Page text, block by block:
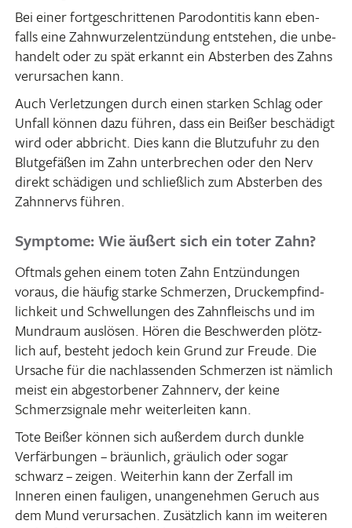
Bei einer fort­ge­schrit­tenen Parodon­titis kann eben­
falls eine Zahn­wur­zel­ent­zün­dung entstehen, die unbe­
han­delt oder zu spät erkannt ein Absterben des Zahns
verur­sa­chen kann.
Auch Verlet­zungen durch einen starken Schlag oder
Unfall können dazu führen, dass ein Beißer beschä­digt
wird oder abbricht. Dies kann die Blut­zu­fuhr zu den
Blut­ge­fäßen im Zahn unter­bre­chen oder den Nerv
direkt schä­digen und schließ­lich zum Absterben des
Zahn­nervs führen.
Symptome: Wie äußert sich ein toter Zahn?
Oftmals gehen einem toten Zahn Entzün­dungen
voraus, die häufig starke Schmerzen, Druck­emp­find­
lich­keit und Schwel­lungen des Zahn­fleischs und im
Mund­raum auslösen. Hören die Beschwerden plötz­
lich auf, besteht jedoch kein Grund zur Freude. Die
Ursache für die nach­las­senden Schmerzen ist nämlich
meist ein abge­stor­bener Zahn­nerv, der keine
Schmerz­si­gnale mehr weiter­leiten kann.
Tote Beißer können sich außerdem durch dunkle
Verfär­bungen – bräun­lich, gräu­lich oder sogar
schwarz – zeigen. Weiterhin kann der Zerfall im
Inneren einen fauligen, unan­ge­nehmen Geruch aus
dem Mund verur­sa­chen. Zusätz­lich kann im weiteren